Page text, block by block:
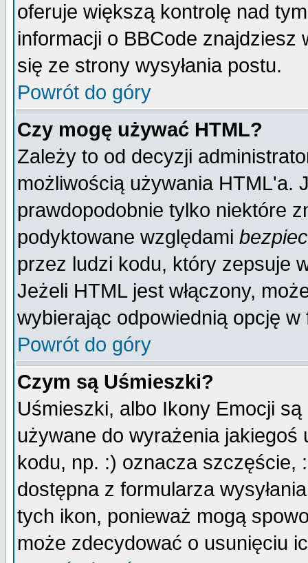
oferuje większą kontrolę nad
informacji o BBCode
się ze strony wysyłania postu.
Powrót do góry
Czy mogę używać HTML?
Zależy to od decyzji
możliwością używania HTML'a.
prawdopodobnie tylko niektóre
podyktowane względami
przez ludzi kodu, który zepsuje
Jeżeli HTML jest włączony,
wybierając odpowiednią opcję w
Powrót do góry
Czym są Uśmieszki?
Uśmieszki, albo Ikony Emocji
używane do wyrażenia
kodu, np. :) oznacza szczęście,
dostępna z formularza
tych ikon, ponieważ mogą
może zdecydować o usunięciu